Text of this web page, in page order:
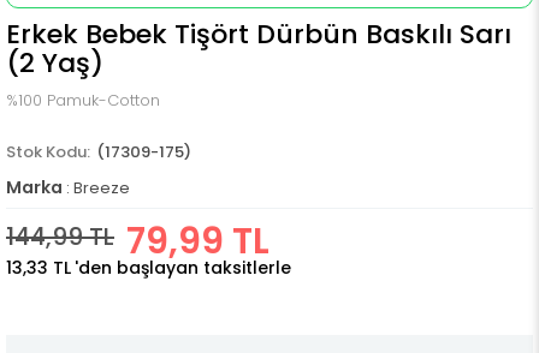
Erkek Bebek Tişört Dürbün Baskılı Sarı
(2 Yaş)
%100 Pamuk-Cotton
(17309-175)
Marka : Breeze
144,99 TL 79,99 TL
13,33 TL 'den başlayan taksitlerle